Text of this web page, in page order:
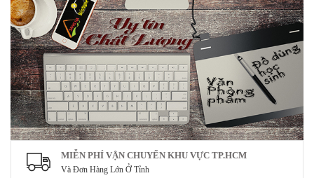
MIỄN PHÍ VẬN CHUYỂN KHU VỰC TP.HCM
Và Đơn Hàng Lớn Ở Tỉnh